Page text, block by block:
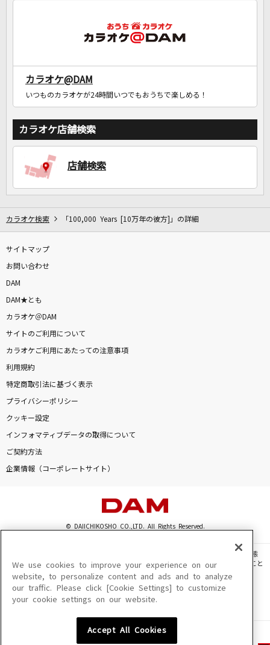
カラオケ@DAM
いつものカラオケが24時間いつでもおうちで楽しめる！
カラオケ店舗検索
店舗検索
カラオケ検索 「100,000 Years [10万年の彼方]」の詳細
サイトマップ
お問い合わせ
DAM
DAM★とも
カラオケ＠DAM
サイトのご利用について
カラオケご利用にあたっての注意事項
利用規約
特定商取引法に基づく表示
プライバシーポリシー
クッキー設定
インフォマティブデータの取得について
ご契約方法
企業情報（コーポレートサイト）
© DAIICHIKOSHO CO.,LTD. All Rights Reserved.
このサイトに掲載されている一切の文章・画像・写真・動画・音声等を、手段や形態
を問わず、著作権法の定める範囲を超えて無断で複製、転載、ファイル化などすること
を禁じます。
楽曲及びコンテンツは、機種によりご利用いただけない場合があります。
楽曲及びコンテンツの配信日、配信内容が変更になる場合があります。
We use cookies to improve your experience on our
website, to personalize content and ads and to analyze
our traffic. Please click [Cookie Settings] to customize
your cookie settings on our website.
Accept All Cookies